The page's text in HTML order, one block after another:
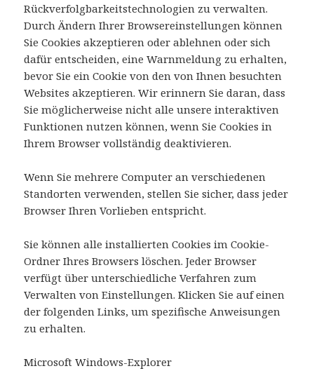
Rückverfolgbarkeitstechnologien zu verwalten.
Durch Ändern Ihrer Browsereinstellungen können
Sie Cookies akzeptieren oder ablehnen oder sich
dafür entscheiden, eine Warnmeldung zu erhalten,
bevor Sie ein Cookie von den von Ihnen besuchten
Websites akzeptieren. Wir erinnern Sie daran, dass
Sie möglicherweise nicht alle unsere interaktiven
Funktionen nutzen können, wenn Sie Cookies in
Ihrem Browser vollständig deaktivieren.
Wenn Sie mehrere Computer an verschiedenen
Standorten verwenden, stellen Sie sicher, dass jeder
Browser Ihren Vorlieben entspricht.
Sie können alle installierten Cookies im Cookie-
Ordner Ihres Browsers löschen. Jeder Browser
verfügt über unterschiedliche Verfahren zum
Verwalten von Einstellungen. Klicken Sie auf einen
der folgenden Links, um spezifische Anweisungen
zu erhalten.
Microsoft Windows-Explorer